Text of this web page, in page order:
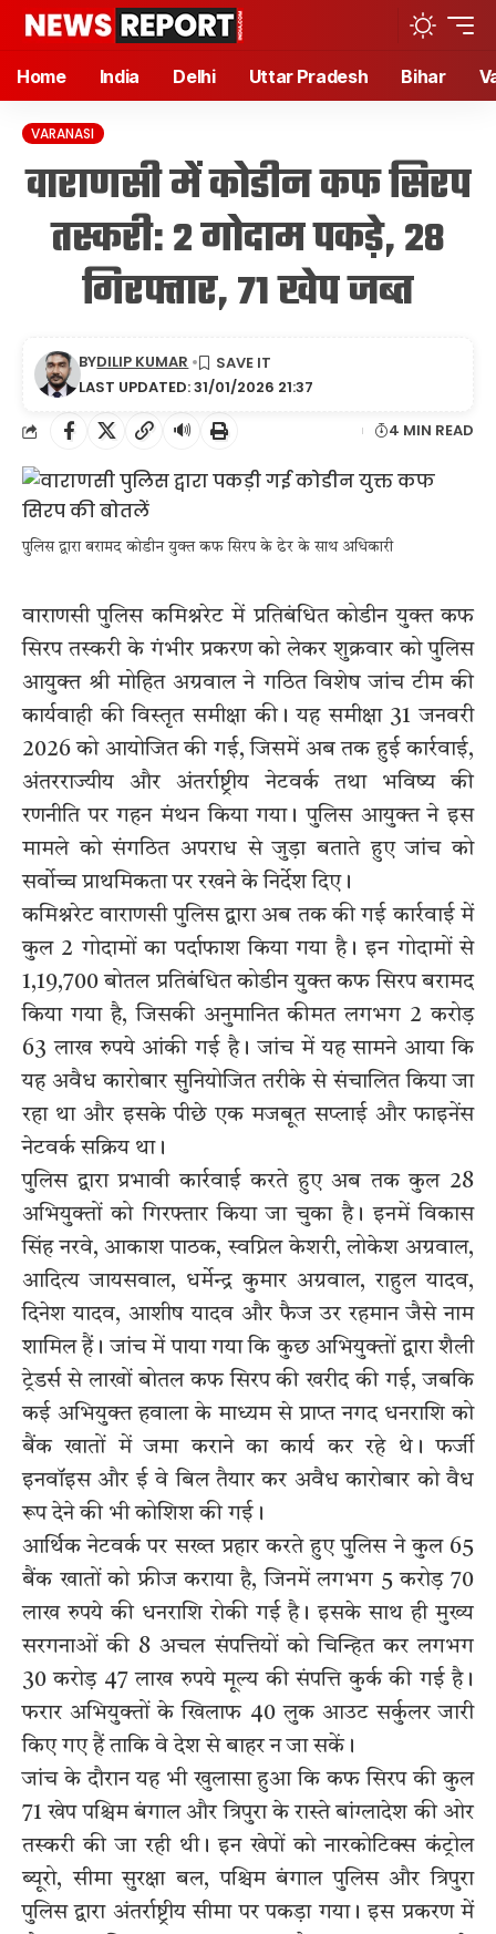
Home India Delhi Uttar Pradesh Bihar
VARANASI
वाराणसी में कोडीन कफ सिरप
तस्करी: 2 गोदाम पकड़े, 28
गिरफ्तार, 71 खेप जब्त
LAST UPDATED: 31/01/2026 21:37
BYDILIP KUMAR
🔊 4 MIN READ
पुलिस द्वारा बरामद कोडीन युक्त कफ सिरप के ढेर के साथ अधिकारी
वाराणसी पुलिस कमिश्नरेट में प्रतिबंधित कोडीन युक्त कफ
सिरप तस्करी के गंभीर प्रकरण को लेकर शुक्रवार को पुलिस
आयुक्त श्री मोहित अग्रवाल ने गठित विशेष जांच टीम की
कार्यवाही की विस्तृत समीक्षा की। यह समीक्षा 31 जनवरी
2026 को आयोजित की गई, जिसमें अब तक हुई कार्रवाई,
अंतरराज्यीय और अंतर्राष्ट्रीय नेटवर्क तथा भविष्य की
रणनीति पर गहन मंथन किया गया। पुलिस आयुक्त ने इस
मामले को संगठित अपराध से जुड़ा बताते हुए जांच को
सर्वोच्च प्राथमिकता पर रखने के निर्देश दिए।
कमिश्नरेट वाराणसी पुलिस द्वारा अब तक की गई कार्रवाई में
कुल 2 गोदामों का पर्दाफाश किया गया है। इन गोदामों से
1,19,700 बोतल प्रतिबंधित कोडीन युक्त कफ सिरप बरामद
किया गया है, जिसकी अनुमानित कीमत लगभग 2 करोड़
63 लाख रुपये आंकी गई है। जांच में यह सामने आया कि
यह अवैध कारोबार सुनियोजित तरीके से संचालित किया जा
रहा था और इसके पीछे एक मजबूत सप्लाई और फाइनेंस
नेटवर्क सक्रिय था।
पुलिस द्वारा प्रभावी कार्रवाई करते हुए अब तक कुल 28
अभियुक्तों को गिरफ्तार किया जा चुका है। इनमें विकास
सिंह नरवे, आकाश पाठक, स्वप्निल केशरी, लोकेश अग्रवाल,
आदित्य जायसवाल, धर्मेन्द्र कुमार अग्रवाल, राहुल यादव,
दिनेश यादव, आशीष यादव और फैज उर रहमान जैसे नाम
शामिल हैं। जांच में पाया गया कि कुछ अभियुक्तों द्वारा शैली
ट्रेडर्स से लाखों बोतल कफ सिरप की खरीद की गई, जबकि
कई अभियुक्त हवाला के माध्यम से प्राप्त नगद धनराशि को
बैंक खातों में जमा कराने का कार्य कर रहे थे। फर्जी
इनवॉइस और ई वे बिल तैयार कर अवैध कारोबार को वैध
रूप देने की भी कोशिश की गई।
आर्थिक नेटवर्क पर सख्त प्रहार करते हुए पुलिस ने कुल 65
बैंक खातों को फ्रीज कराया है, जिनमें लगभग 5 करोड़ 70
लाख रुपये की धनराशि रोकी गई है। इसके साथ ही मुख्य
सरगनाओं की 8 अचल संपत्तियों को चिन्हित कर लगभग
30 करोड़ 47 लाख रुपये मूल्य की संपत्ति कुर्क की गई है।
फरार अभियुक्तों के खिलाफ 40 लुक आउट सर्कुलर जारी
किए गए हैं ताकि वे देश से बाहर न जा सकें।
जांच के दौरान यह भी खुलासा हुआ कि कफ सिरप की कुल
71 खेप पश्चिम बंगाल और त्रिपुरा के रास्ते बांग्लादेश की ओर
तस्करी की जा रही थी। इन खेपों को नारकोटिक्स कंट्रोल
ब्यूरो, सीमा सुरक्षा बल, पश्चिम बंगाल पुलिस और त्रिपुरा
पुलिस द्वारा अंतर्राष्ट्रीय सीमा पर पकड़ा गया। इस प्रकरण में